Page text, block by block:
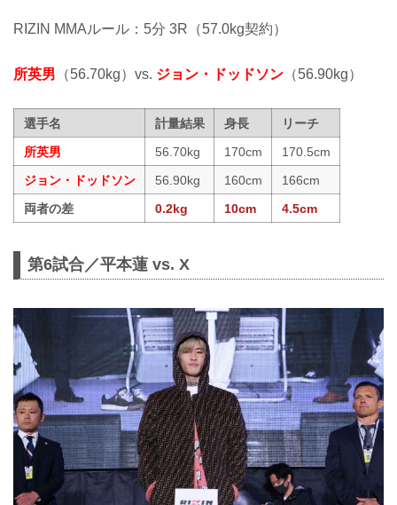
RIZIN MMAルール：5分 3R（57.0kg契約）
所英男 （56.70kg）vs. ジョン・ドッドソン （56.90kg）
選手名 計量結果 身長
リーチ
所英男
56.70kg 170cm
170.5cm
ジョン・ドッドソン
56.90kg 160cm
166cm
両者の差
0.2kg 10cm 4.5cm
第6試合／平本蓮 vs. X